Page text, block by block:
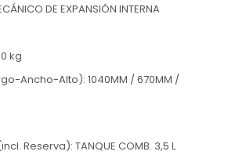
DE EXPANSIÓN INTERNA
kg
Ancho-Alto): 1040MM / 670MM /
Reserva): TANQUE COMB. 3,5 L